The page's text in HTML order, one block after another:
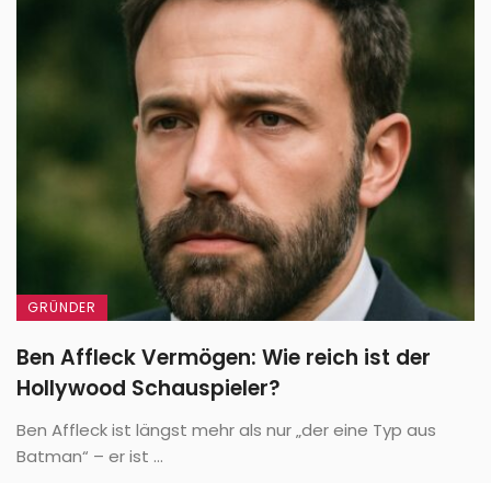
GRÜNDER
Ben Affleck Vermögen: Wie reich ist der
Hollywood Schauspieler?
Ben Affleck ist längst mehr als nur „der eine Typ aus
Batman“ – er ist ...